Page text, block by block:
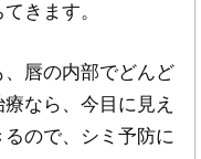
きます。
唇の内部でどんど
なら、今目に見え
ので、シミ予防に